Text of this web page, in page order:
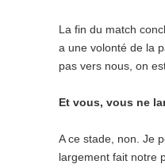
La fin du match
a une volonté de la
pas vers nous, on
Et vous, vous ne
A ce stade, non. Je
largement fait notre